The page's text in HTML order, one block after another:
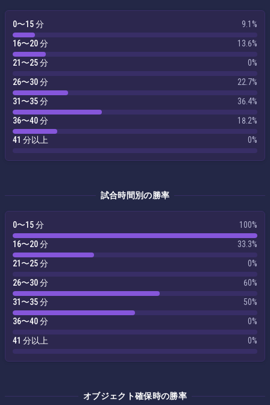
0〜15 分
9.1%
16〜20 分
13.6%
21〜25 分
0%
26〜30 分
22.7%
31〜35 分
36.4%
36〜40 分
18.2%
41 分以上
0%
試合時間別の勝率
0〜15 分
100%
16〜20 分
33.3%
21〜25 分
0%
26〜30 分
60%
31〜35 分
50%
36〜40 分
0%
41 分以上
0%
オブジェクト確保時の勝率